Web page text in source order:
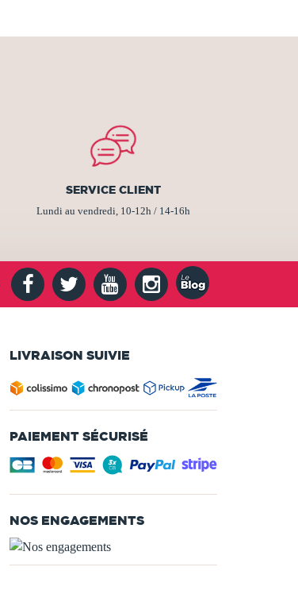
SERVICE CLIENT
Lundi au vendredi, 10-12h / 14-16h
LIVRAISON SUIVIE
PAIEMENT SÉCURISÉ
NOS ENGAGEMENTS